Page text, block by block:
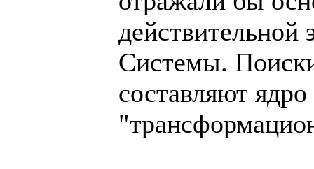
Системы.
составляют